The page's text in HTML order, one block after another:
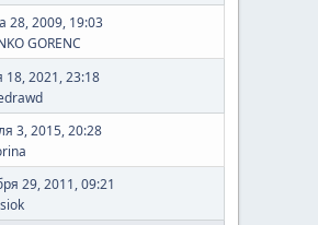
28, 2009, 19:03
GORENC
2021, 23:18
3, 2015, 20:28
29, 2011, 09:21